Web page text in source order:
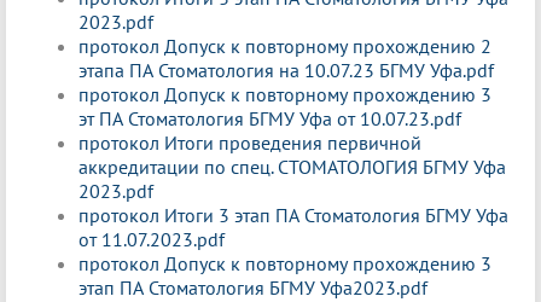
2023.pdf
протокол Допуск к повторному прохождению 2
этапа ПА Стоматология на 10.07.23 БГМУ Уфа.pdf
протокол Допуск к повторному прохождению 3
эт ПА Стоматология БГМУ Уфа от 10.07.23.pdf
протокол Итоги проведения первичной
аккредитации по спец. СТОМАТОЛОГИЯ БГМУ Уфа
2023.pdf
протокол Итоги 3 этап ПА Стоматология БГМУ Уфа
от 11.07.2023.pdf
протокол Допуск к повторному прохождению 3
этап ПА Стоматология БГМУ Уфа2023.pdf